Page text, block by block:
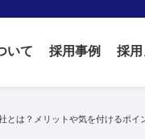
いて 採用事例 採
とは？メリットや気を付けるポイ